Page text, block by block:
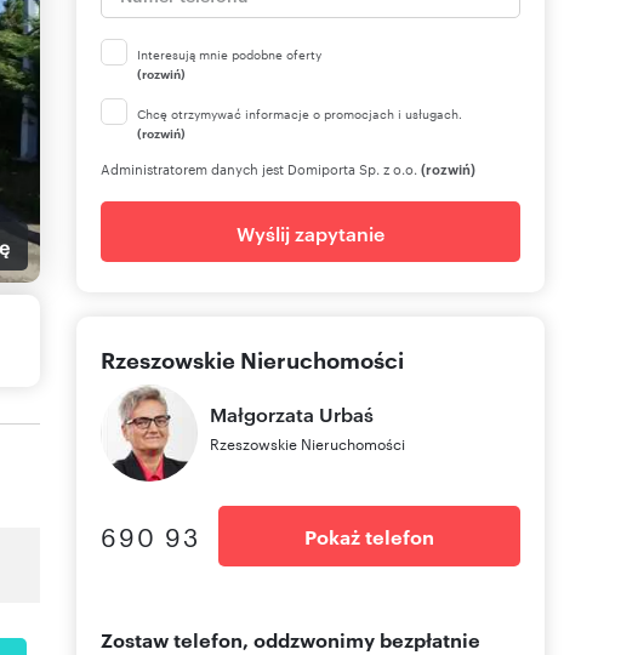
Interesują mnie podobne oferty
(rozwiń)
Chcę otrzymywać informacje o promocjach i usługach.
(rozwiń)
Administratorem danych jest Domiporta Sp. z o.o. (rozwiń)
Wyślij zapytanie
Rzeszowskie Nieruchomości
Małgorzata Urbaś
Rzeszowskie Nieruchomości
690 93 Pokaż telefon
Zostaw telefon, oddzwonimy bezpłatnie